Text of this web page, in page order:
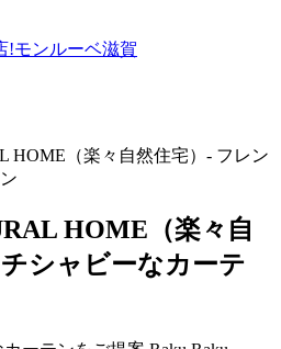
HOME（楽々自然住宅）- フレン
HOME（楽々自
シャビーなカーテ